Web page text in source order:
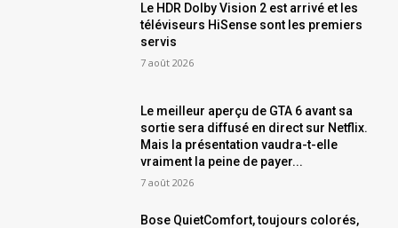
Le HDR Dolby Vision 2 est arrivé et les
téléviseurs HiSense sont les premiers
servis
7 août 2026
Le meilleur aperçu de GTA 6 avant sa
sortie sera diffusé en direct sur Netflix.
Mais la présentation vaudra-t-elle
vraiment la peine de payer...
7 août 2026
Bose QuietComfort, toujours colorés,